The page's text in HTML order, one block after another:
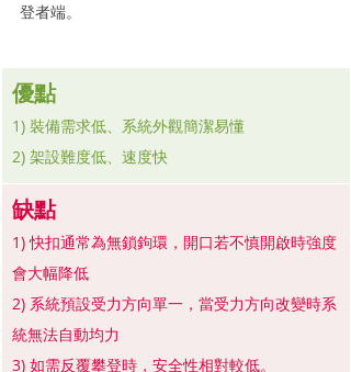
登者端。
優點
1) 裝備需求低、系統外觀簡潔易懂
2) 架設難度低、速度快
缺點
1) 快扣通常為無鎖鉤環，開口若不慎開啟時強度
會大幅降低
2) 系統預設受力方向單一，當受力方向改變時系
統無法自動均力
3) 如需反覆攀登時，安全性相對較低。